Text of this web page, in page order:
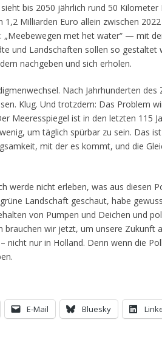
bis 2050 jährlich rund 50
1,2 Milliarden Euro allein zwischen
„Meebewegen met het water“ — mit
und Landschaften sollen so gestaltet
nachgeben und sich erholen.
Nach Jahrhunderten
Klug. Und trotzdem: Das Problem
Meeresspiegel ist in den letzten 115
um täglich spürbar zu sein. Das
mit der es kommt, und die
werde nicht erleben, was aus diesen
Landschaft geschaut, habe
von Pumpen und Deichen und
brauchen wir jetzt, um unsere Zukunft
nicht nur in Holland. Denn wenn die
E-Mail Bluesky